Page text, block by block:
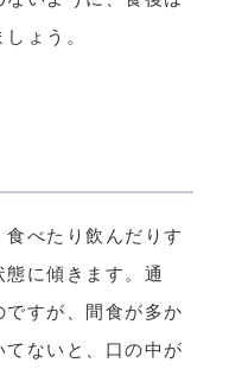
ょう。
べたり飲んだりす
に傾きます。通
すが、間食が多か
ないと、口の中が